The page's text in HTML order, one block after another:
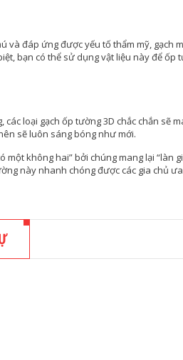
và đáp ứng được yếu tố thẩm mỹ,
bạn có thể sử dụng vật liệu này để
loại gạch ốp tường 3D chắc chắn sẽ
sẽ luôn sáng bóng như mới.
một không hai” bởi chúng mang lại
này nhanh chóng được các gia chủ